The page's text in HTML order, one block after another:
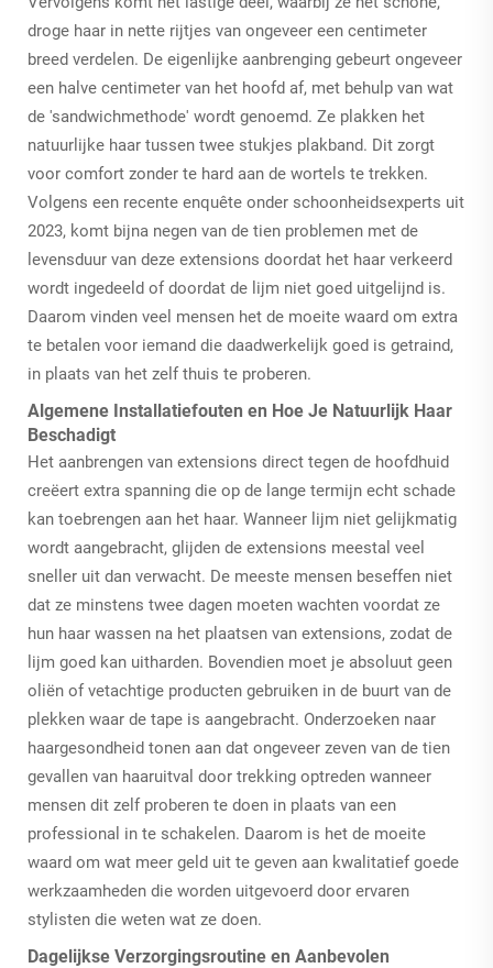
droge haar in nette rijtjes van ongeveer een centimeter
breed verdelen. De eigenlijke aanbrenging gebeurt ongeveer
een halve centimeter van het hoofd af, met behulp van wat
de 'sandwichmethode' wordt genoemd. Ze plakken het
natuurlijke haar tussen twee stukjes plakband. Dit zorgt
voor comfort zonder te hard aan de wortels te trekken.
Volgens een recente enquête onder schoonheidsexperts uit
2023, komt bijna negen van de tien problemen met de
levensduur van deze extensions doordat het haar verkeerd
wordt ingedeeld of doordat de lijm niet goed uitgelijnd is.
Daarom vinden veel mensen het de moeite waard om extra
te betalen voor iemand die daadwerkelijk goed is getraind,
in plaats van het zelf thuis te proberen.
Algemene Installatiefouten en Hoe Je Natuurlijk Haar
Beschadigt
Het aanbrengen van extensions direct tegen de hoofdhuid
creëert extra spanning die op de lange termijn echt schade
kan toebrengen aan het haar. Wanneer lijm niet gelijkmatig
wordt aangebracht, glijden de extensions meestal veel
sneller uit dan verwacht. De meeste mensen beseffen niet
dat ze minstens twee dagen moeten wachten voordat ze
hun haar wassen na het plaatsen van extensions, zodat de
lijm goed kan uitharden. Bovendien moet je absoluut geen
oliën of vetachtige producten gebruiken in de buurt van de
plekken waar de tape is aangebracht. Onderzoeken naar
haargesondheid tonen aan dat ongeveer zeven van de tien
gevallen van haaruitval door trekking optreden wanneer
mensen dit zelf proberen te doen in plaats van een
professional in te schakelen. Daarom is het de moeite
waard om wat meer geld uit te geven aan kwalitatief goede
werkzaamheden die worden uitgevoerd door ervaren
stylisten die weten wat ze doen.
Dagelijkse Verzorgingsroutine en Aanbevolen